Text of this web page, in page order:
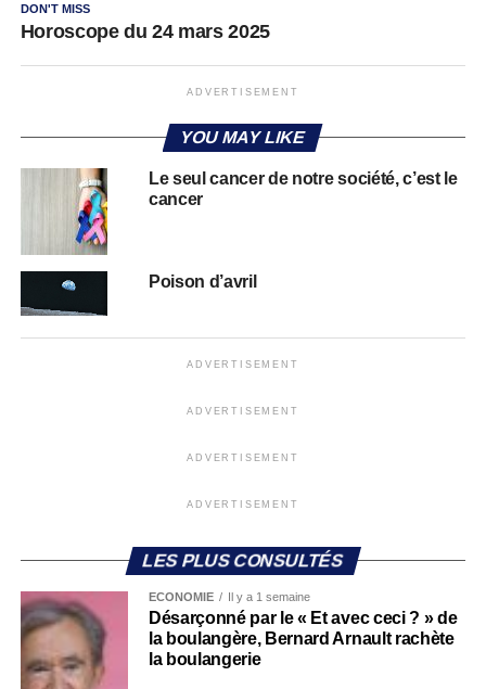
DON'T MISS
Horoscope du 24 mars 2025
ADVERTISEMENT
YOU MAY LIKE
Le seul cancer de notre société, c’est le
cancer
Poison d’avril
ADVERTISEMENT
ADVERTISEMENT
ADVERTISEMENT
ADVERTISEMENT
LES PLUS CONSULTÉS
ECONOMIE Il y a 1 semaine
Désarçonné par le « Et avec ceci ? » de
la boulangère, Bernard Arnault rachète
la boulangerie